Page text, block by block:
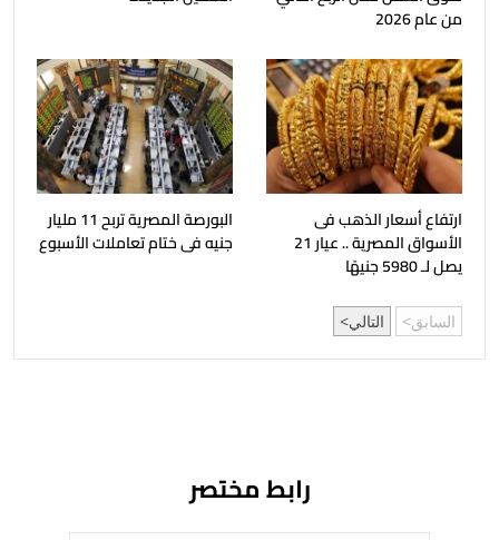
من عام 2026
ارتفاع أسعار الذهب فى
الأسواق المصرية .. عيار 21
يصل لـ 5980 جنيهًا
البورصة المصرية تربح 11 مليار
جنيه فى ختام تعاملات الأسبوع
السابق التالي
رابط مختصر